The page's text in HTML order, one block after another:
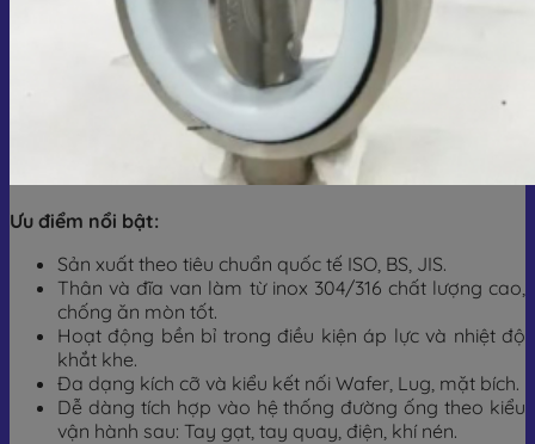
Ưu điểm nổi bật:
Sản xuất theo tiêu chuẩn quốc tế ISO, BS, JIS.
Thân và đĩa van làm từ inox 304/316 chất lượng cao,
chống ăn mòn tốt.
Hoạt động bền bỉ trong điều kiện áp lực và nhiệt độ
khắt khe.
Đa dạng kích cỡ và kiểu kết nối Wafer, Lug, mặt bích.
Dễ dàng tích hợp vào hệ thống đường ống theo kiểu
vận hành sau: Tay gạt, tay quay, điện, khí nén.